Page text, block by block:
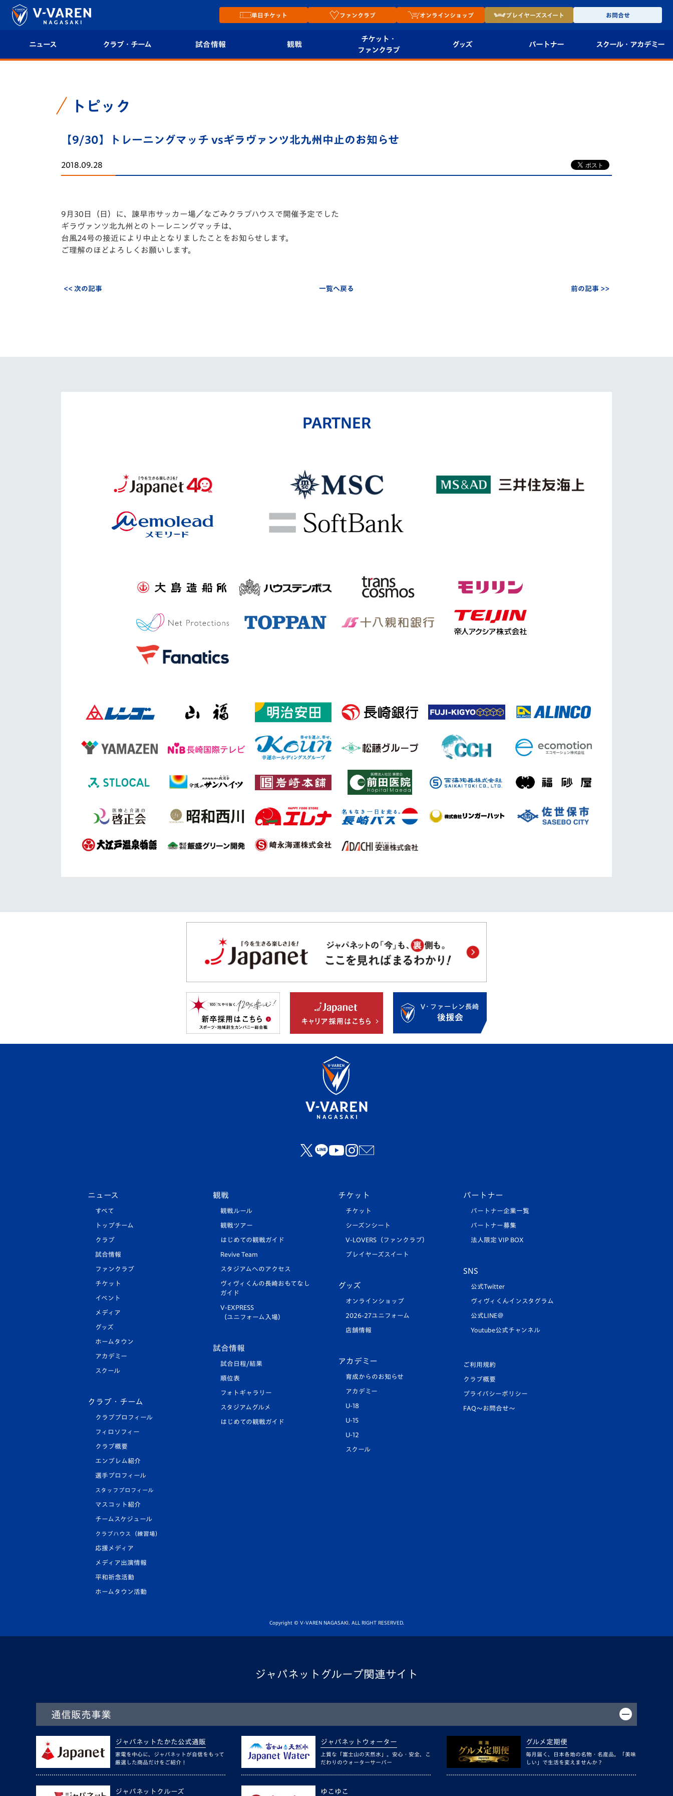
単日チケット ファンクラブ オンラインショップ プレイヤーズスイート お問合せ
ニュース クラブ・チーム
選手プロフィール
マスコット紹介
チームスケジュール
場）
試合情報
フォトギャラリー
観戦
Revive Team
ォーム入場）
チケット・
ファンクラブ
グッズ パートナー スクール・ アカデミー
スクール
トピック
【9/30】トレーニングマッチ vsギラヴァンツ北九州中止のお知らせ
2018.09.28
9月30日（日）に、諫早市サッカー場／なごみクラブハウスで開催予定でした
ギラヴァンツ北九州とのトーレニングマッチは、
台風24号の接近により中止となりましたことをお知らせします。
ご理解のほどよろしくお願いします。
<< 次の記事 一覧へ戻る 前の記事 >>
PARTNER
ニュース
すべて
トップチーム
クラブ
試合情報
ファンクラブ
チケット
イベント
メディア
グッズ
ホームタウン
アカデミー
スクール
クラブ・チーム
クラブプロフィール
フィロソフィー
クラブ概要
エンブレム紹介
選手プロフィール
スタッフプロフィール
マスコット紹介
チームスケジュール
クラブハウス（練習場）
応援メディア
メディア出演情報
平和祈念活動
ホームタウン活動
観戦
観戦ルール
観戦ツアー
はじめての観戦ガイド
Revive Team
スタジアムへのアクセス
ヴィヴィくんの長崎おもてなし
ガイド
V-EXPRESS
（ユニフォーム入場）
試合情報
試合日程/結果
順位表
フォトギャラリー
スタジアムグルメ
はじめての観戦ガイド
チケット
チケット
シーズンシート
V-LOVERS（ファンクラブ）
プレイヤーズスイート
グッズ
オンラインショップ
2026-27ユニフォーム
店舗情報
アカデミー
育成からのお知らせ
アカデミー
U-18
U-15
U-12
スクール
パートナー
パートナー企業一覧
パートナー募集
法人限定 VIP BOX
SNS
公式Twitter
ヴィヴィくんインスタグラム
公式LINE＠
Youtube公式チャンネル
ご利用規約
クラブ概要
プライバシーポリシー
FAQ〜お問合せ〜
Copyright © V-VAREN NAGASAKI. ALL RIGHT RESERVED.
ジャパネットグループ関連サイト
通信販売事業
ジャパネットたかた公式通販
家電を中心に、ジャパネットが自信をもって
厳選した商品だけをご紹介！
ジャパネットウォーター
上質な「富士山の天然水」。安心・安全、こ
だわりのウォーターサーバー
グルメ定期便
毎月届く、日本各地の名物・名産品。「美味
しい」で生活を変えませんか？
ジャパネットクルーズ ゆこゆこ